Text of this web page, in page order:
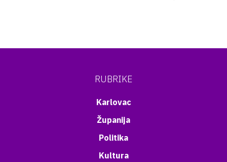
RUBRIKE
Karlovac
Županija
Politika
Kultura